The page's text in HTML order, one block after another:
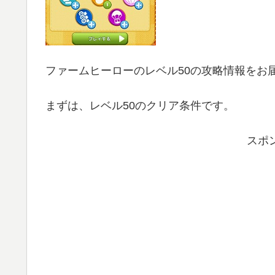
ファームヒーローのレベル50の攻略情報をお
まずは、レベル50のクリア条件です。
スポ